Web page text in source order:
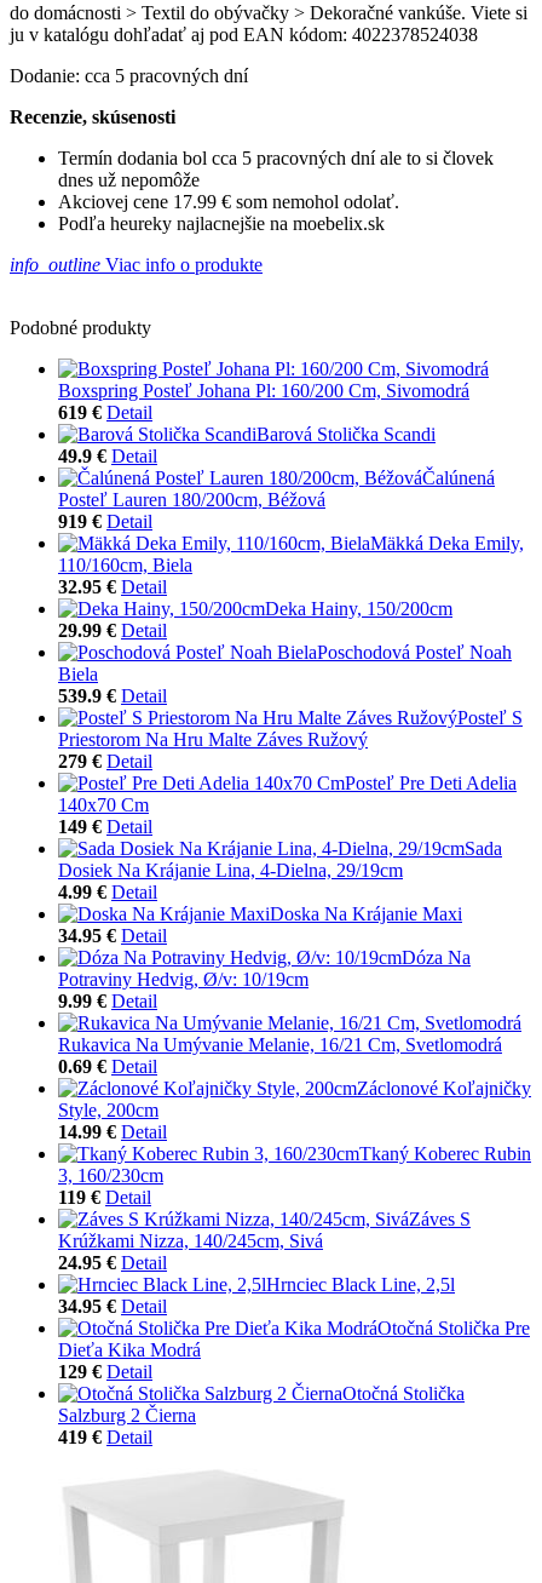
do domácnosti > Textil do obývačky > Dekoračné vankúše. Viete si
ju v katalógu dohľadať aj pod EAN kódom: 4022378524038
Dodanie: cca 5 pracovných dní
Recenzie, skúsenosti
Termín dodania bol cca 5 pracovných dní ale to si človek
dnes už nepomôže
Akciovej cene 17.99 € som nemohol odolať.
Podľa heureky najlacnejšie na moebelix.sk
info_outline Viac info o produkte
Podobné produkty
Boxspring Posteľ Johana Pl: 160/200 Cm, Sivomodrá
619 € Detail
Barová Stolička Scandi
49.9 € Detail
Čalúnená
Posteľ Lauren 180/200cm, Béžová
919 € Detail
Mäkká Deka Emily,
110/160cm, Biela
32.95 € Detail
Deka Hainy, 150/200cm
29.99 € Detail
Poschodová Posteľ Noah
Biela
539.9 € Detail
Posteľ S
Priestorom Na Hru Malte Záves Ružový
279 € Detail
Posteľ Pre Deti Adelia
140x70 Cm
149 € Detail
Sada
Dosiek Na Krájanie Lina, 4-Dielna, 29/19cm
4.99 € Detail
Doska Na Krájanie Maxi
34.95 € Detail
Dóza Na
Potraviny Hedvig, Ø/v: 10/19cm
9.99 € Detail
Rukavica Na Umývanie Melanie, 16/21 Cm, Svetlomodrá
0.69 € Detail
Záclonové Koľajničky
Style, 200cm
14.99 € Detail
Tkaný Koberec Rubin
3, 160/230cm
119 € Detail
Záves S
Krúžkami Nizza, 140/245cm, Sivá
24.95 € Detail
Hrnciec Black Line, 2,5l
34.95 € Detail
Otočná Stolička Pre
Dieťa Kika Modrá
129 € Detail
Otočná Stolička
Salzburg 2 Čierna
419 € Detail